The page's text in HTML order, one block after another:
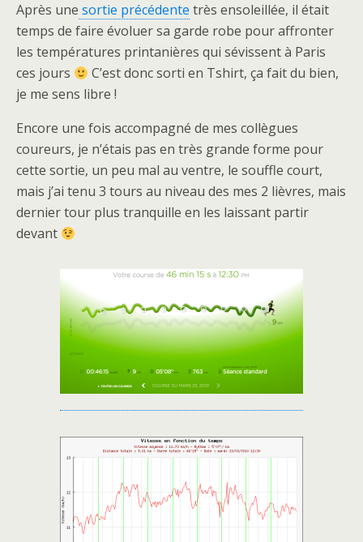
Après une sortie précédente très ensoleillée, il était
temps de faire évoluer sa garde robe pour affronter
les températures printanières qui sévissent à Paris
ces jours
C’est donc sorti en Tshirt, ça fait du bien,
je me sens libre !
Encore une fois accompagné de mes collègues
coureurs, je n’étais pas en très grande forme pour
cette sortie, un peu mal au ventre, le souffle court,
mais j’ai tenu 3 tours au niveau des mes 2 lièvres, mais
dernier tour plus tranquille en les laissant partir
devant